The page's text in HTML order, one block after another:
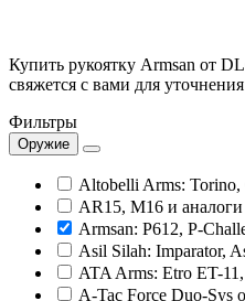
Купить рукоятку Armsan от
свяжется с вами для
Фильтры
Оружие
Altobelli Arms: Torino,
AR15, M16 и аналоги
Armsan: P612, P-
Asil Silah: Imparator,
ATA Arms: Etro ET-
A-Tac Force Duo-Sys